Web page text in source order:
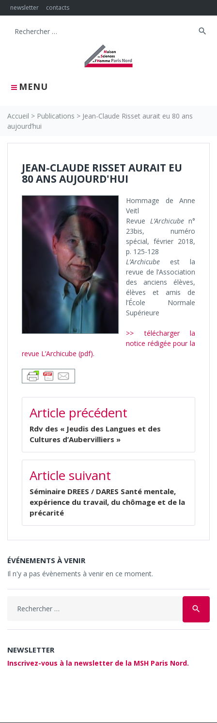
Skip
to
newsletter contacts
MENU
Search
search
Accueil > Publications > Jean-Claude Risset aurait eu 80 ans
aujourd’hui
JEAN-CLAUDE RISSET AURAIT EU
80 ANS AUJOURD'HUI
Hommage de Anne
Veitl
Revue L’Archicuben°
23bis, numéro
spécial, février 2018,
p. 125-128
L’Archicube est la
revue de l’Association
des anciens élèves,
élèves et amis de
l’École Normale
Supérieure
>> télécharger la
notice rédigée pour la
revue L’Archicube (pdf).
NAVIGATION
DE
L’ARTICLE
Article précédent
Rdv des « Jeudis des Langues et des
Cultures d’Aubervilliers »
Article suivant
Séminaire DREES / DARES Santé mentale,
expérience du travail, du chômage et de la
précarité
ÉVÉNEMENTS À VENIR
Il n'y a pas évènements à venir en ce moment.
search
NEWSLETTER
Inscrivez-vous à la newsletter de la MSH Paris Nord.